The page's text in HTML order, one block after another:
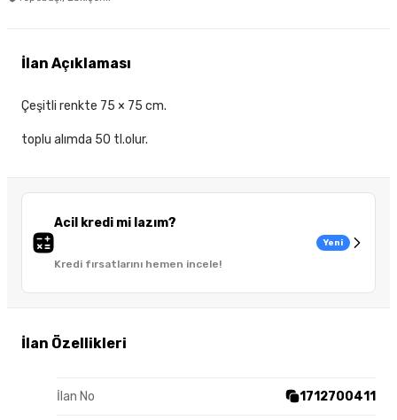
Acil kredi mi lazım?
Kredi fırsatlarını hemen incele!
Yeni
İlan Özellikleri
İlan No 1712700411
İlan Açıklaması
Çeşitli renkte 75 × 75 cm.
toplu alımda 50 tl.olur.